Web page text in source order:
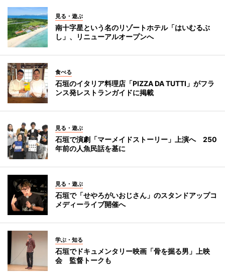
見る・遊ぶ
南十字星という名のリゾートホテル「はいむるぶ
し」、リニューアルオープンへ
食べる
石垣のイタリア料理店「PIZZA DA TUTTI」がフラ
ンス発レストランガイドに掲載
見る・遊ぶ
石垣で演劇「マーメイドストーリー」上演へ 250
年前の人魚民話を基に
見る・遊ぶ
石垣で「せやろがいおじさん」のスタンドアップコ
メディーライブ開催へ
学ぶ・知る
石垣でドキュメンタリー映画「骨を掘る男」上映
会 監督トークも